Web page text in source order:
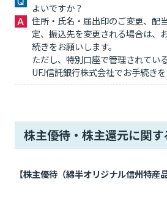
よいですか？
住所・氏名・届出印のご変更、配
定、振込先を変更される場合は、
続きをお願いします。
ただし、特別口座で管理されてい
UFJ信託銀行株式会社でお手続きを
株主優待・株主還元に関
【株主優待（綿半オリジナル信州特産品